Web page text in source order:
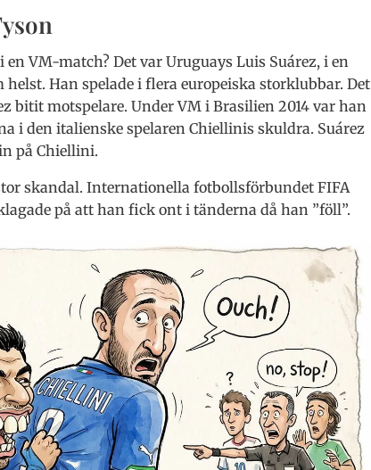
VM-match? Det var Uruguays Luis Suárez, i en
Han spelade i flera europeiska storklubbar. Det
bitit motspelare. Under VM i Brasilien 2014 var han
i den italienske spelaren Chiellinis skuldra. Suárez
på Chiellini.
skandal. Internationella fotbollsförbundet FIFA
på att han fick ont i tänderna då han ”föll”.